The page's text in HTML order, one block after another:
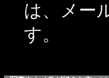
は、メー
す。